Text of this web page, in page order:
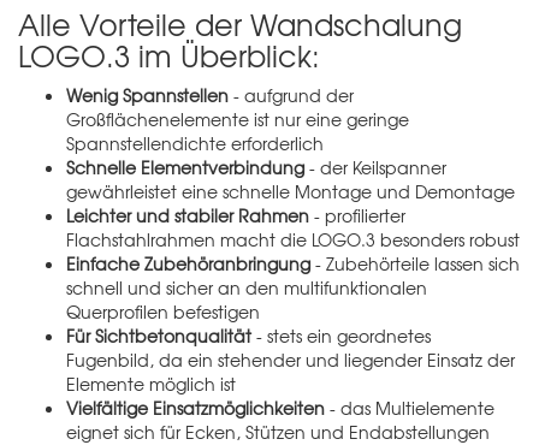
Alle Vorteile der Wandschalung
LOGO.3 im Überblick:
Wenig Spannstellen - aufgrund der
Großflächenelemente ist nur eine geringe
Spannstellendichte erforderlich
Schnelle Elementverbindung - der Keilspanner
gewährleistet eine schnelle Montage und Demontage
Leichter und stabiler Rahmen - profilierter
Flachstahlrahmen macht die LOGO.3 besonders robust
Einfache Zubehöranbringung - Zubehörteile lassen sich
schnell und sicher an den multifunktionalen
Querprofilen befestigen
Für Sichtbetonqualität- stets ein geordnetes
Fugenbild, da ein stehender und liegender Einsatz der
Elemente möglich ist
Vielfältige Einsatzmöglichkeiten - das Multielemente
eignet sich für Ecken, Stützen und Endabstellungen